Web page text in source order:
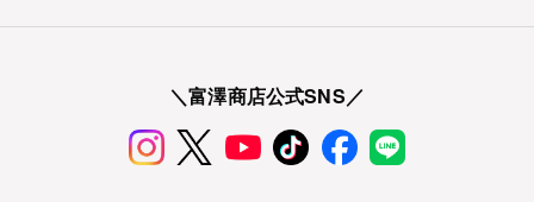
＼富澤商店公式SNS／